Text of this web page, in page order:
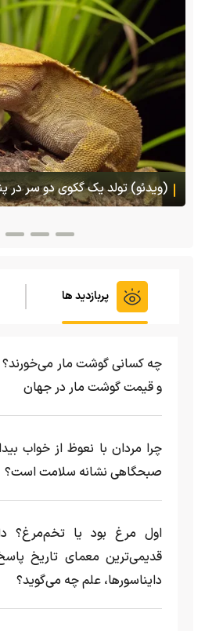
(ویدئو) تصاویر شگفت‌انگیز از
هنگام خطر یک مایع چسبناک از
پربازدید ها
چه کسانی گوشت مار
و قیمت گوشت مار در جهان
چرا مردان با نعوظ از خواب
صبحگاهی نشانه سلامت است؟
اول مرغ بود یا تخم‌مرغ؟
قدیمی‌ترین معمای تاریخ
دایناسورها، علم چه می‌گوید؟